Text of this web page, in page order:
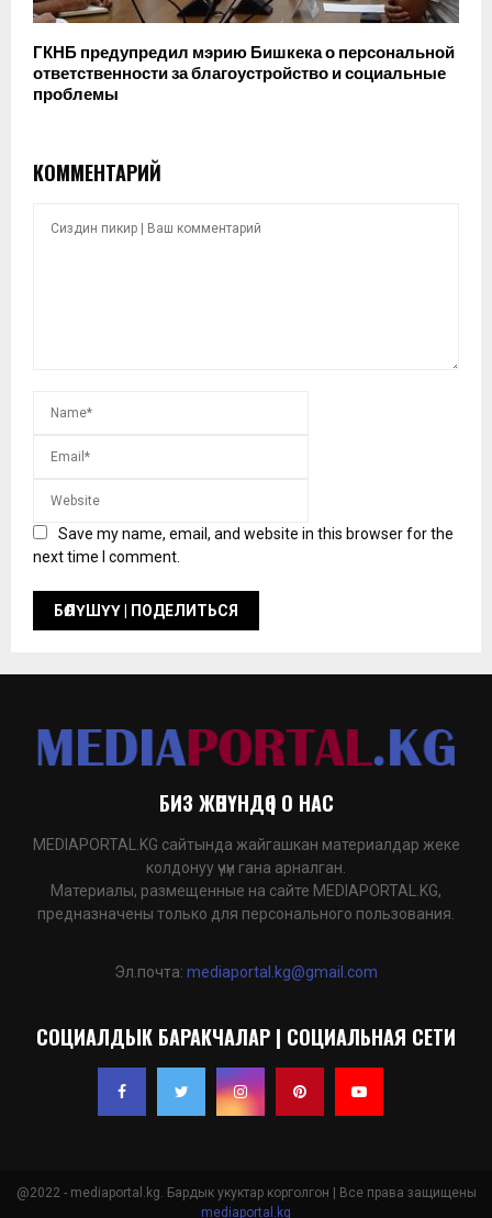
ГКНБ предупредил мэрию Бишкека о персональной
ответственности за благоустройство и социальные
проблемы
КОММЕНТАРИЙ
Save my name, email, and website in this browser for the
next time I comment.
БИЗ ЖӨНҮНДӨ | О НАС
MEDIAPORTAL.KG сайтында жайгашкан материалдар жеке
колдонуу үчүн гана арналган.
Материалы, размещенные на сайте MEDIAPORTAL.KG,
предназначены только для персонального пользования.
Эл.почта: mediaportal.kg@gmail.com
СОЦИАЛДЫК БАРАКЧАЛАР | СОЦИАЛЬНАЯ СЕТИ
@2022 - mediaportal.kg. Бардык укуктар корголгон | Все права защищены
mediaportal.kg